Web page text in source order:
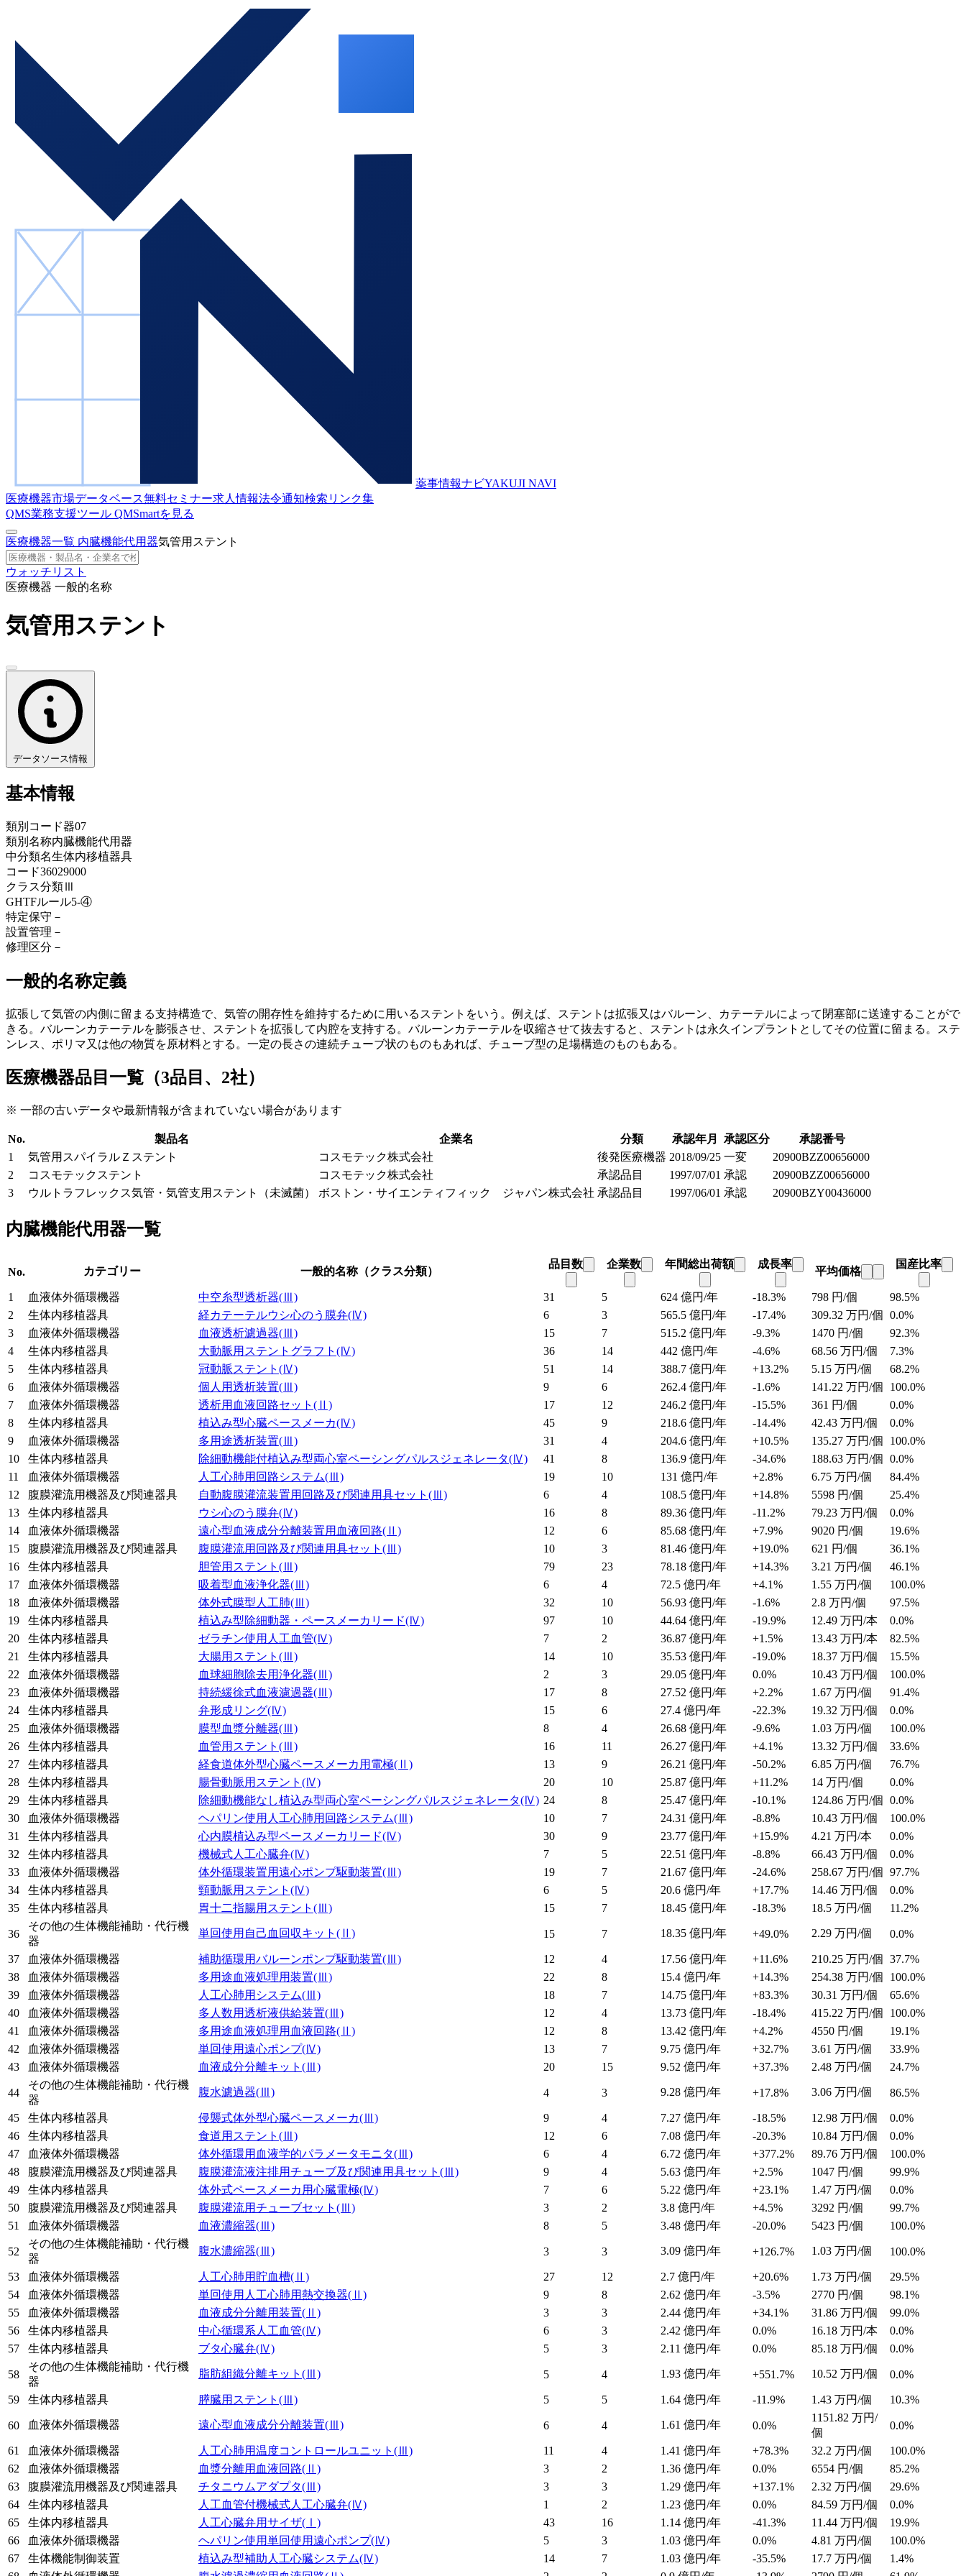
薬事情報ナビYAKUJI NAVI
医療機器市場データベース無料セミナー求人情報法令通知検索 リンク集
QMS業務支援ツール QMSmartを見る
医療機器一覧 内臓機能代用器気管用ステント
ウォッチリスト
医療機器 一般的名称
気管用ステント
データソース情報
基本情報
類別コード器07
類別名称内臓機能代用器
中分類名生体内移植器具
コード36029000
クラス分類Ⅲ
GHTFルール5-④
特定保守 －
設置管理 －
修理区分 －
一般的名称定義
拡張して気管の内側に留まる支持構造で、気管の開存性を維持するために用いるステントをいう。例えば、ステントは拡張又はバルーン、カテーテルによって閉塞部に送達することがで
きる。バルーンカテーテルを膨張させ、ステントを拡張して内腔を支持する。バルーンカテーテルを収縮させて抜去すると、ステントは永久インプラントとしてその位置に留まる。ステ
ンレス、ポリマ又は他の物質を原材料とする。一定の長さの連続チューブ状のものもあれば、チューブ型の足場構造のものもある。
医療機器品目一覧（3品目、2社）
※ 一部の古いデータや最新情報が含まれていない場合があります
No. 製品名 企業名 分類 承認年月 承認区分
承認番号
1
気管用スパイラルＺステント コスモテック株式会社 後発医療機器 2018/09/25 一変
20900BZZ00656000
2
コスモテックステント コスモテック株式会社 承認品目 1997/07/01 承認
20900BZZ00656000
3
ウルトラフレックス気管・気管支用ステント（未滅菌） ボストン・サイエンティフィック ジャパン株式会社 承認品目 1997/06/01 承認 20900BZY00436000
内臓機能代用器一覧
No. カテゴリー 一般的名称（クラス分類）
品目数 企業数 年間総出荷額 成長率
平均価格
国産比率
1 血液体外循環機器 中空糸型透析器(Ⅲ) 31 5 624 億円/年 -18.3% 798 円/個
98.5%
2
生体内移植器具 経カテーテルウシ心のう膜弁(Ⅳ) 6 3 565.5 億円/年 -17.4% 309.32 万円/個 0.0%
3
血液体外循環機器 血液透析濾過器(Ⅲ) 15 7 515.2 億円/年 -9.3% 1470 円/個
92.3%
4
生体内移植器具 大動脈用ステントグラフト (Ⅳ) 36 14 442 億円/年 -4.6% 68.56 万円/個
7.3%
5
生体内移植器具 冠動脈ステント (Ⅳ) 51 14 388.7 億円/年 +13.2% 5.15 万円/個
68.2%
6
血液体外循環機器 個人用透析装置(Ⅲ) 9 6 262.4 億円/年 -1.6% 141.22 万円/個
100.0%
7
血液体外循環機器 透析用血液回路セット (Ⅱ) 17 12 246.2 億円/年 -15.5% 361 円/個
0.0%
8
生体内移植器具 植込み型心臓ペースメーカ(Ⅳ) 45 9 218.6 億円/年 -14.4% 42.43 万円/個
0.0%
9
血液体外循環機器 多用途透析装置(Ⅲ) 31 4 204.6 億円/年 +10.5% 135.27 万円/個
100.0%
10
生体内移植器具 除細動機能付植込み型両心室ペーシングパルスジェネレータ(Ⅳ) 41 8 136.9 億円/年 -34.6% 188.63 万円/個 0.0%
11
血液体外循環機器 人工心肺用回路システム(Ⅲ) 19 10 131 億円/年 +2.8% 6.75 万円/個
84.4%
12
腹膜灌流用機器及び関連器具 自動腹膜灌流装置用回路及び関連用具セット (Ⅲ) 6 4 108.5 億円/年 +14.8% 5598 円/個
25.4%
13
生体内移植器具 ウシ心のう膜弁(Ⅳ) 16 8 89.36 億円/年 -11.2% 79.23 万円/個
0.0%
14
血液体外循環機器 遠心型血液成分分離装置用血液回路(Ⅱ) 12 6 85.68 億円/年 +7.9% 9020 円/個
19.6%
15
腹膜灌流用機器及び関連器具 腹膜灌流用回路及び関連用具セット (Ⅲ) 10 3 81.46 億円/年 +19.0% 621 円/個
36.1%
16
生体内移植器具 胆管用ステント (Ⅲ) 79 23 78.18 億円/年 +14.3% 3.21 万円/個
46.1%
17
血液体外循環機器 吸着型血液浄化器(Ⅲ) 6 4 72.5 億円/年 +4.1% 1.55 万円/個
100.0%
18
血液体外循環機器 体外式膜型人工肺(Ⅲ) 32 10 56.93 億円/年 -1.6% 2.8 万円/個
97.5%
19
生体内移植器具 植込み型除細動器・ペースメーカリード(Ⅳ) 97 10 44.64 億円/年 -19.9% 12.49 万円/本
0.0%
20
生体内移植器具 ゼラチン使用人工血管(Ⅳ) 7 2 36.87 億円/年 +1.5% 13.43 万円/本
82.5%
21
生体内移植器具 大腸用ステント (Ⅲ) 14 10 35.53 億円/年 -19.0% 18.37 万円/個
15.5%
22
血液体外循環機器 血球細胞除去用浄化器(Ⅲ) 2 3 29.05 億円/年 0.0% 10.43 万円/個
100.0%
23
血液体外循環機器 持続緩徐式血液濾過器(Ⅲ) 17 8 27.52 億円/年 +2.2% 1.67 万円/個
91.4%
24
生体内移植器具 弁形成リング(Ⅳ) 15 6 27.4 億円/年 -22.3% 19.32 万円/個
0.0%
25
血液体外循環機器 膜型血漿分離器(Ⅲ) 8 4 26.68 億円/年 -9.6% 1.03 万円/個
100.0%
26
生体内移植器具 血管用ステント (Ⅲ) 16 11 26.27 億円/年 +4.1% 13.32 万円/個
33.6%
27
生体内移植器具 経食道体外型心臓ペースメーカ用電極(Ⅱ) 13 9 26.21 億円/年 -50.2% 6.85 万円/個
76.7%
28
生体内移植器具 腸骨動脈用ステント (Ⅳ) 20 10 25.87 億円/年 +11.2% 14 万円/個
0.0%
29
生体内移植器具 除細動機能なし植込み型両心室ペーシングパルスジェネレータ(Ⅳ) 24 8 25.47 億円/年 -10.1% 124.86 万円/個 0.0%
30
血液体外循環機器 ヘパリン使用人工心肺用回路システム(Ⅲ) 10 7 24.31 億円/年 -8.8% 10.43 万円/個
100.0%
31
生体内移植器具 心内膜植込み型ペースメーカリード(Ⅳ) 30 9 23.77 億円/年 +15.9% 4.21 万円/本
0.0%
32
生体内移植器具 機械式人工心臓弁(Ⅳ) 7 5 22.51 億円/年 -8.8% 66.43 万円/個
0.0%
33
血液体外循環機器 体外循環装置用遠心ポンプ駆動装置(Ⅲ) 19 7 21.67 億円/年 -24.6% 258.67 万円/個 97.7%
34
生体内移植器具 頸動脈用ステント (Ⅳ) 6 5 20.6 億円/年 +17.7% 14.46 万円/個
0.0%
35
生体内移植器具 胃十二指腸用ステント (Ⅲ) 15 7 18.45 億円/年 -18.3% 18.5 万円/個 11.2%
36
その他の生体機能補助・代行機
器
単回使用自己血回収キット (Ⅱ) 15 7 18.35 億円/年 +49.0% 2.29 万円/個 0.0%
37 血液体外循環機器 補助循環用バルーンポンプ駆動装置(Ⅲ) 12 4 17.56 億円/年 +11.6% 210.25 万円/個 37.7%
38
血液体外循環機器 多用途血液処理用装置(Ⅲ) 22 8 15.4 億円/年 +14.3% 254.38 万円/個
100.0%
39
血液体外循環機器 人工心肺用システム(Ⅲ) 18 7 14.75 億円/年 +83.3% 30.31 万円/個
65.6%
40
血液体外循環機器 多人数用透析液供給装置(Ⅲ) 12 4 13.73 億円/年 -18.4% 415.22 万円/個
100.0%
41
血液体外循環機器 多用途血液処理用血液回路(Ⅱ) 12 8 13.42 億円/年 +4.2% 4550 円/個
19.1%
42
血液体外循環機器 単回使用遠心ポンプ(Ⅳ) 13 7 9.75 億円/年 +32.7% 3.61 万円/個
33.9%
43
血液体外循環機器 血液成分分離キット (Ⅲ) 20 15 9.52 億円/年 +37.3% 2.48 万円/個 24.7%
44
その他の生体機能補助・代行機
器
腹水濾過器(Ⅲ) 4 3 9.28 億円/年 +17.8% 3.06 万円/個 86.5%
45 生体内移植器具 侵襲式体外型心臓ペースメーカ(Ⅲ) 9 4 7.27 億円/年 -18.5% 12.98 万円/個
0.0%
46
生体内移植器具 食道用ステント (Ⅲ) 12 6 7.08 億円/年 -20.3% 10.84 万円/個
0.0%
47
血液体外循環機器 体外循環用血液学的パラメータモニタ(Ⅲ) 6 4 6.72 億円/年 +377.2% 89.76 万円/個
100.0%
48
腹膜灌流用機器及び関連器具 腹膜灌流液注排用チューブ及び関連用具セット (Ⅲ) 9 4 5.63 億円/年 +2.5% 1047 円/個
99.9%
49
生体内移植器具 体外式ペースメーカ用心臓電極(Ⅳ) 7 6 5.22 億円/年 +23.1% 1.47 万円/個
0.0%
50
腹膜灌流用機器及び関連器具 腹膜灌流用チューブセット (Ⅲ) 3 2 3.8 億円/年 +4.5% 3292 円/個
99.7%
51
血液体外循環機器 血液濃縮器(Ⅲ) 8 5 3.48 億円/年 -20.0% 5423 円/個 100.0%
52
その他の生体機能補助・代行機
器
腹水濃縮器(Ⅲ) 3 3 3.09 億円/年 +126.7% 1.03 万円/個 100.0%
53 血液体外循環機器 人工心肺用貯血槽(Ⅱ) 27 12 2.7 億円/年 +20.6% 1.73 万円/個
29.5%
54
血液体外循環機器 単回使用人工心肺用熱交換器(Ⅱ) 9 8 2.62 億円/年 -3.5% 2770 円/個
98.1%
55
血液体外循環機器 血液成分分離用装置(Ⅱ) 3 3 2.44 億円/年 +34.1% 31.86 万円/個
99.0%
56
生体内移植器具 中心循環系人工血管(Ⅳ) 6 3 2.42 億円/年 0.0% 16.18 万円/本
0.0%
57
生体内移植器具 ブタ心臓弁(Ⅳ) 5 3 2.11 億円/年 0.0% 85.18 万円/個 0.0%
58
その他の生体機能補助・代行機
器
脂肪組織分離キット (Ⅲ) 5 4 1.93 億円/年 +551.7% 10.52 万円/個 0.0%
59 生体内移植器具 膵臓用ステント (Ⅲ) 5 5 1.64 億円/年 -11.9% 1.43 万円/個 10.3%
60 血液体外循環機器 遠心型血液成分分離装置(Ⅲ) 6 4 1.61 億円/年 0.0%
1151.82 万円/
個
0.0%
61 血液体外循環機器 人工心肺用温度コントロールユニット (Ⅲ) 11 4 1.41 億円/年 +78.3% 32.2 万円/個
100.0%
62
血液体外循環機器 血漿分離用血液回路(Ⅱ) 3 2 1.36 億円/年 0.0% 6554 円/個
85.2%
63
腹膜灌流用機器及び関連器具 チタニウムアダプタ(Ⅲ) 3 3 1.29 億円/年 +137.1% 2.32 万円/個
29.6%
64
生体内移植器具 人工血管付機械式人工心臓弁(Ⅳ) 1 2 1.23 億円/年 0.0% 84.59 万円/個
0.0%
65
生体内移植器具 人工心臓弁用サイザ(Ⅰ) 43 16 1.14 億円/年 -41.3% 11.44 万円/個
19.9%
66
血液体外循環機器 ヘパリン使用単回使用遠心ポンプ(Ⅳ) 5 3 1.03 億円/年 0.0% 4.81 万円/個
100.0%
67
生体機能制御装置 植込み型補助人工心臓システム(Ⅳ) 14 7 1.03 億円/年 -35.5% 17.7 万円/個
1.4%